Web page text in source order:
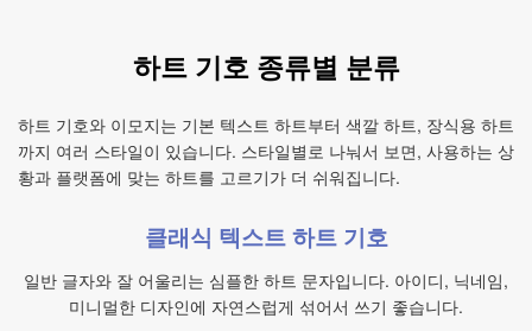
하트 기호 종류별 분류
하트 기호와 이모지는 기본 텍스트 하트부터 색깔 하트, 장식용 하트
까지 여러 스타일이 있습니다. 스타일별로 나눠서 보면, 사용하는 상
황과 플랫폼에 맞는 하트를 고르기가 더 쉬워집니다.
클래식 텍스트 하트 기호
일반 글자와 잘 어울리는 심플한 하트 문자입니다. 아이디, 닉네임,
미니멀한 디자인에 자연스럽게 섞어서 쓰기 좋습니다.